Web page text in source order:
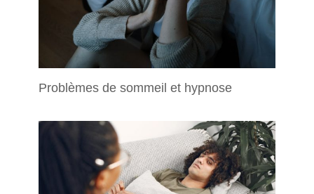
Problèmes de sommeil et hypnose